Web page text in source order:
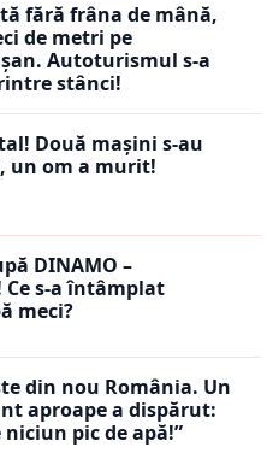
fără frâna de mână,
de metri pe
Autoturismul s-a
stânci!
Două mașini s-au
un om a murit!
DINAMO –
Ce s-a întâmplat
meci?
din nou România. Un
aproape a dispărut:
pic de apă!”